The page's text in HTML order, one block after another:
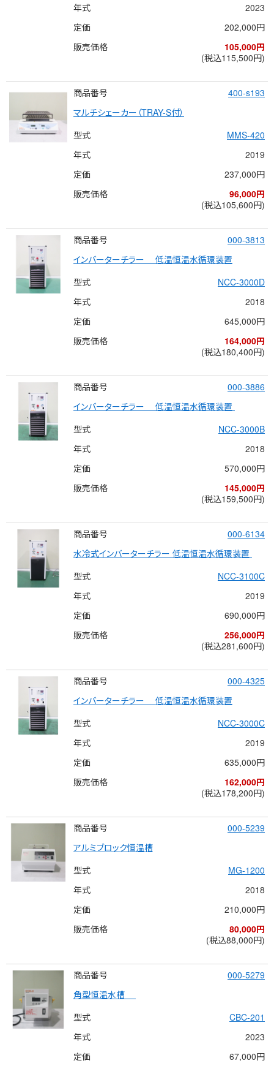
年式
2023
定価
202,000円
販売価格
105,000円
(税込115,500円)
商品番号
400-s193
マルチシェーカー（TRAY-S付）
型式
MMS-420
年式
2019
定価
237,000円
販売価格
96,000円
(税込105,600円)
商品番号
000-3813
インバーターチラー 　低温恒温水循環装置
型式
NCC-3000D
年式
2018
定価
645,000円
販売価格
164,000円
(税込180,400円)
商品番号
000-3886
インバーターチラー 　低温恒温水循環装置
型式
NCC-3000B
年式
2018
定価
570,000円
販売価格
145,000円
(税込159,500円)
商品番号
000-6134
水冷式インバーターチラー 低温恒温水循環装置
型式
NCC-3100C
年式
2019
定価
690,000円
販売価格
256,000円
(税込281,600円)
商品番号
000-4325
インバーターチラー 　低温恒温水循環装置
型式
NCC-3000C
年式
2019
定価
635,000円
販売価格
162,000円
(税込178,200円)
商品番号
000-5239
アルミブロック恒温槽
型式
MG-1200
年式
2018
定価
210,000円
販売価格
80,000円
(税込88,000円)
商品番号
000-5279
角型恒温水槽
型式
CBC-201
年式
2023
定価
67,000円